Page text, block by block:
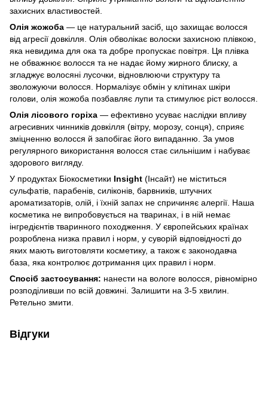
захисних властивостей.
Олія жожоба — це натуральний засіб, що захищає волосся
від агресії довкілля. Олія обволікає волоски захисною плівкою,
яка невидима для ока та добре пропускає повітря. Ця плівка
не обважнює волосся та не надає йому жирного блиску, а
згладжує волосяні лусочки, відновлюючи структуру та
зволожуючи волосся. Нормалізує обмін у клітинах шкіри
голови, олія жожоба позбавляє лупи та стимулює ріст волосся.
Олія лісового горіха — ефективно усуває наслідки впливу
агресивних чинників довкілля (вітру, морозу, сонця), сприяє
зміцненню волосся й запобігає його випаданню. За умов
регулярного використання волосся стає сильнішим і набуває
здорового вигляду.
У продуктах Біокосметики Insight (Інсайт) не міститься
сульфатів, парабенів, силіконів, барвників, штучних
ароматизаторів, олій, і їхній запах не спричиняє алергії. Наша
косметика не випробовується на тваринах, і в ній немає
інгредієнтів тваринного походження. У європейських країнах
розроблена низка правил і норм, у суворій відповідності до
яких мають виготовляти косметику, а також є законодавча
база, яка контролює дотримання цих правил і норм.
Спосіб застосування: нанести на вологе волосся, рівномірно
розподіливши по всій довжині. Залишити на 3-5 хвилин.
Ретельно змити.
Відгуки